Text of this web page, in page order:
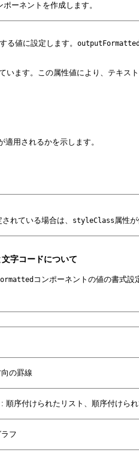
ポーネントを作成します。
る値に設定します。 outputFormatted
います。この属性値により、テキス
用されるかを示します。
れている場合は、 styleClass属性が
字コードについて
コンポーネントの値の書式設
の罫線
: 順序付けられたリスト、順序付けら
フ